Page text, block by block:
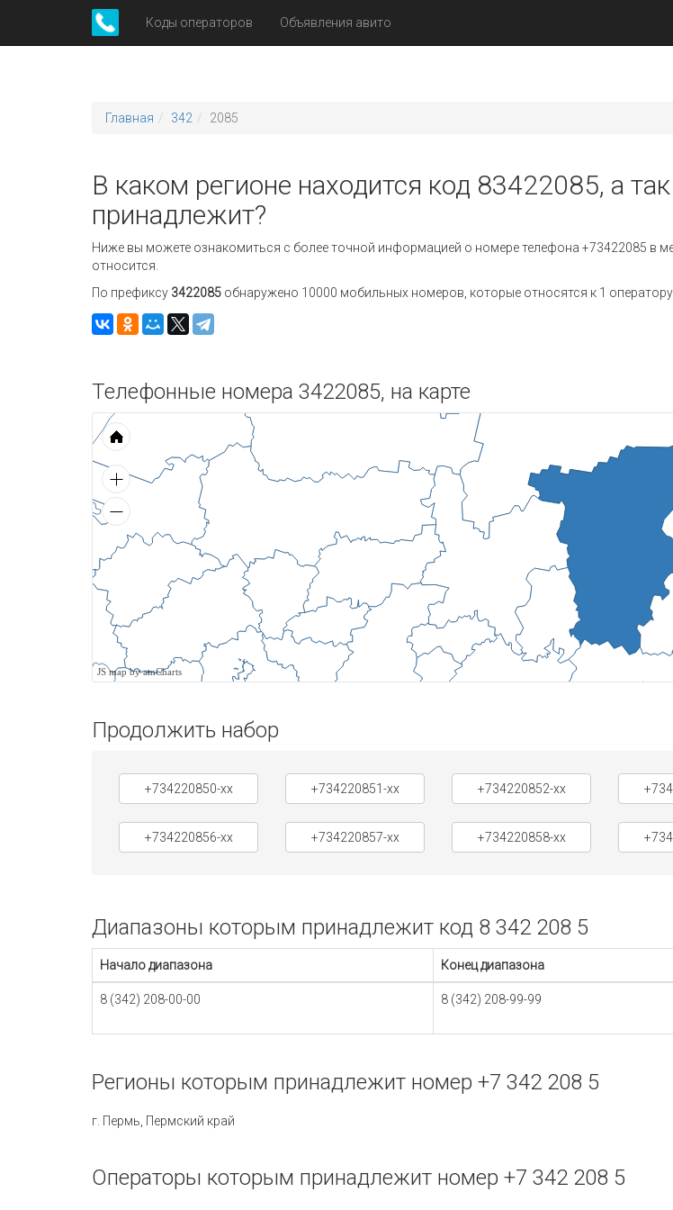
Коды операторов Объявления авито
Главная 342 2085
В каком регионе находится код 83422085, а
принадлежит?
Ниже вы можете ознакомиться с более точной информацией о номере телефона +73422085 в
относится.
По префиксу 3422085 обнаружено 10000 мобильных номеров, которые относятся к 1 оператору
Телефонные номера 3422085, на карте
JS map by amCharts
Продолжить набор
+734220850-xx +734220851-xx +734220852-xx
+734220856-xx +734220857-xx +734220858-xx
Диапазоны которым принадлежит код 8 342 208 5
Начало диапазона Конец диапазона
8 (342) 208-00-00 8 (342) 208-99-99
Регионы которым принадлежит номер +7 342 208 5
г. Пермь, Пермский край
Операторы которым принадлежит номер +7 342 208 5